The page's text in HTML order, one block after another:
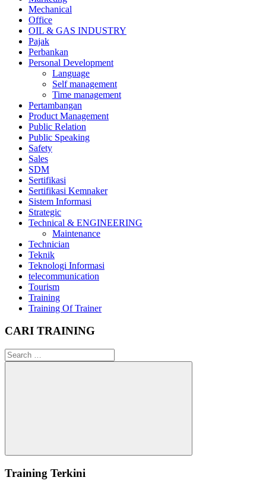
Mechanical
Office
OIL & GAS INDUSTRY
Pajak
Perbankan
Personal Development
Language
Self management
Time management
Pertambangan
Product Management
Public Relation
Public Speaking
Safety
Sales
SDM
Sertifikasi
Sertifikasi Kemnaker
Sistem Informasi
Strategic
Technical & ENGINEERING
Maintenance
Technician
Teknik
Teknologi Informasi
telecommunication
Tourism
Training
Training Of Trainer
CARI TRAINING
Search
for:
Search
Training Terkini